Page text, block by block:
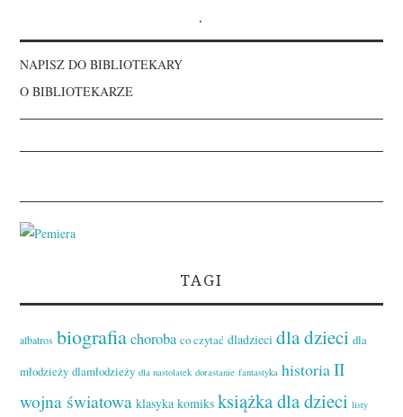
.
NAPISZ DO BIBLIOTEKARY
O BIBLIOTEKARZE
TAGI
albatros biografia choroba co czytać dladzieci dla dzieci dla
młodzieży dlamłodzieży dla nastolatek dorastanie fantastyka historiaII
wojna światowa klasyka komiks książka dla dzieci listy